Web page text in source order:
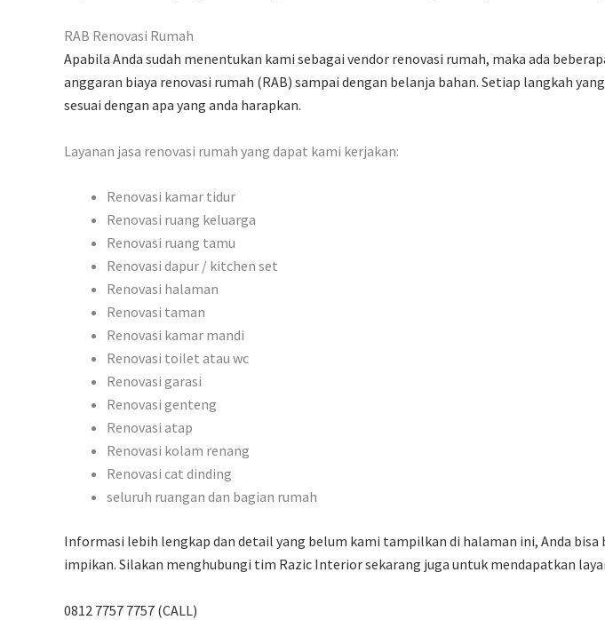
RAB Renovasi Rumah
Apabila Anda sudah menentukan kami sebagai vendor renovasi rumah, maka ada
anggaran biaya renovasi rumah (RAB) sampai dengan belanja bahan. Setiap langkah
sesuai dengan apa yang anda harapkan.
Layanan jasa renovasi rumah yang dapat kami kerjakan:
Renovasi kamar tidur
Renovasi ruang keluarga
Renovasi ruang tamu
Renovasi dapur / kitchen set
Renovasi halaman
Renovasi taman
Renovasi kamar mandi
Renovasi toilet atau wc
Renovasi garasi
Renovasi genteng
Renovasi atap
Renovasi kolam renang
Renovasi cat dinding
seluruh ruangan dan bagian rumah
Informasi lebih lengkap dan detail yang belum kami tampilkan di halaman ini, Anda
impikan. Silakan menghubungi tim Razic Interior sekarang juga untuk mendapatkan
0812 7757 7757 (CALL)